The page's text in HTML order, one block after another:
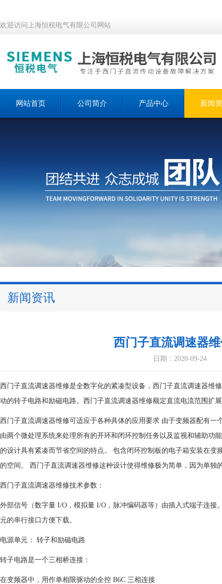
欢迎访问上海恒税电气有限公司网站
网站首页 公司简介 产品中心 新闻
新闻资讯
西门子直流调速器
日期：2020-09-24
西门子直流调速器维修是全数字化的紧凑型设备，西门子直流调速器维
动的转子电路和励磁电路。西门子直流调速器维修额定直流电流范围扩
西门子直流调速器维修可适应于各种具体的应用要求 由于变频器配有
由两个微处理系统来处理所有的开环和闭环控制任务以及监视和辅助功
的设计具有紧凑而节省空间的特点。 包含闭环控制板的电子箱安装在
的空间。 西门子直流调速器维修这种设计使得维修极为简单，因为单独
西门子直流调速器维修技术参数：
外部信号（数字量 I/O，模拟量 I/O，脉冲编码器等）由插入式端子连
元的串行接口方便下载。
电源单元： 转子和励磁电路
转子电路是一个三相桥连接：
在变频器中，用作单相限驱动的全控 B6C 三相连接